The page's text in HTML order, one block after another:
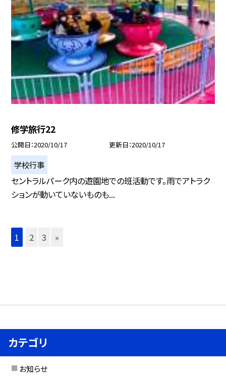
修学旅行22
公開日 2020/10/17 更新日 2020/10/17
学校行事
セントラルパーク内の遊園地での班活動です。雨でアトラク
ションが動いていないものも...
1 2 3 »
カテゴリ
お知らせ